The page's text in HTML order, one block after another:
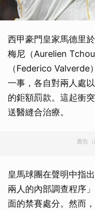
西甲豪門皇家馬德里
梅尼（Aurelien
（Federico Valverde
一事，各自對兩人處
的鉅額罰款。這起衝
送醫縫合治療。
廣告（
皇馬球團在聲明中指
兩人的內部調查程序
面的禁賽處分。然而